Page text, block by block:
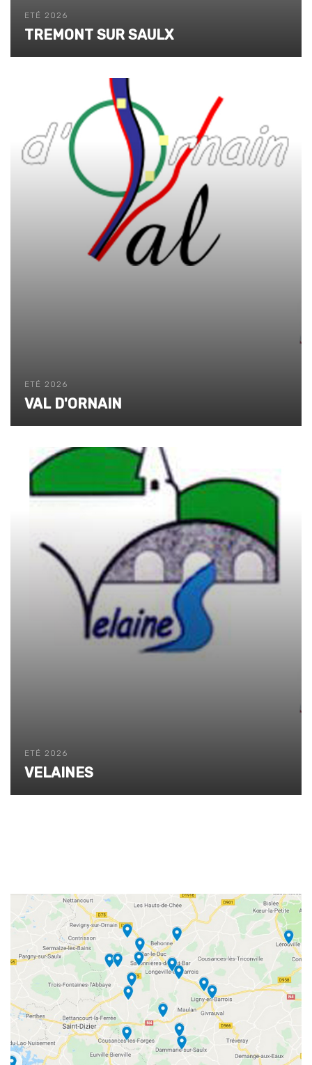
ETÉ 2026
TREMONT SUR SAULX
ETÉ 2026
VAL D'ORNAIN
ETÉ 2026
VELAINES